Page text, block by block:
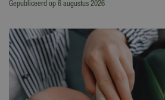
Gepubliceerd op 6 augustus 2026